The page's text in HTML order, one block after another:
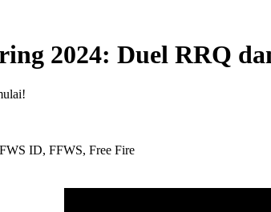
2024: Duel RRQ